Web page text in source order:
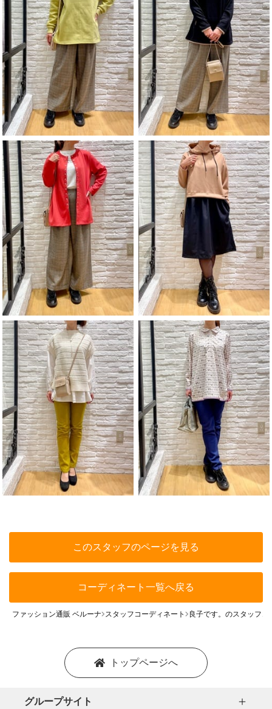
このスタッフのページを見る
コーディネート一覧へ戻る
ファッション通販 ベルーナ スタッフコーディネート 良子です。のスタッフコ
トップページへ
グループサイト